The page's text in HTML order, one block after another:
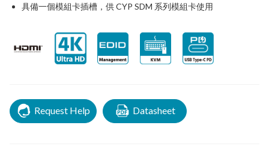
具備一個模組卡插槽，供 CYP SDM 系列模組卡使用
Request Help Datasheet